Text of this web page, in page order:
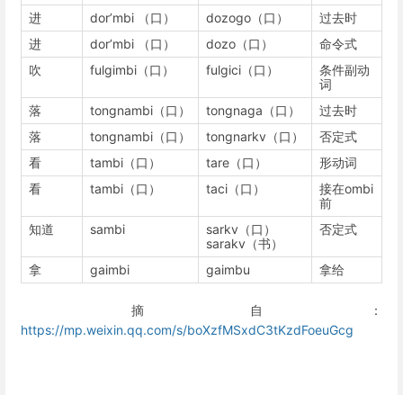
进
dor’mbi （口） dozogo（口）
过去时
进
dor’mbi （口） dozo（口）
命令式
吹
fulgimbi（口） fulgici（口）
条件副动
词
落
tongnambi（口） tongnaga（口）
过去时
落
tongnambi（口） tongnarkv（口）
否定式
看
tambi（口） tare（口）
形动词
看
tambi（口） taci（口）
接在ombi
前
知道
sambi
sarkv（口）
sarakv（书）
否定式
拿 gaimbi gaimbu 拿给
摘自：
https://mp.weixin.qq.com/s/boXzfMSxdC3tKzdFoeuGcg